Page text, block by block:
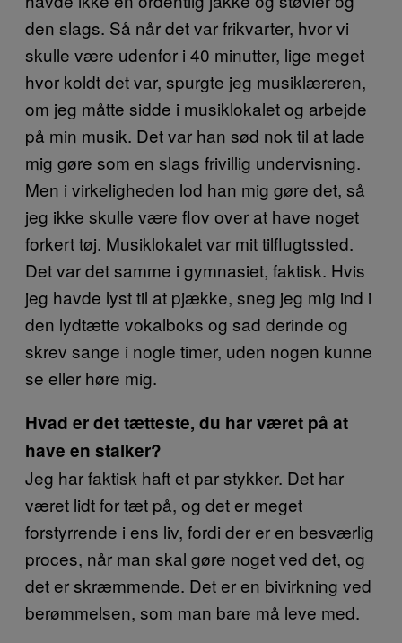
den slags. Så når det var frikvarter, hvor vi
skulle være udenfor i 40 minutter, lige meget
hvor koldt det var, spurgte jeg musiklæreren,
om jeg måtte sidde i musiklokalet og arbejde
på min musik. Det var han sød nok til at lade
mig gøre som en slags frivillig undervisning.
Men i virkeligheden lod han mig gøre det, så
jeg ikke skulle være flov over at have noget
forkert tøj. Musiklokalet var mit tilflugtssted.
Det var det samme i gymnasiet, faktisk. Hvis
jeg havde lyst til at pjække, sneg jeg mig ind i
den lydtætte vokalboks og sad derinde og
skrev sange i nogle timer, uden nogen kunne
se eller høre mig.
Hvad er det tætteste, du har været på at
have en stalker?
Jeg har faktisk haft et par stykker. Det har
været lidt for tæt på, og det er meget
forstyrrende i ens liv, fordi der er en besværlig
proces, når man skal gøre noget ved det, og
det er skræmmende. Det er en bivirkning ved
berømmelsen, som man bare må leve med.